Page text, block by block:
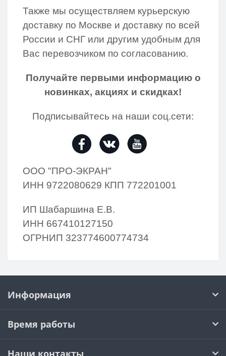
Также мы осуществляем курьерскую
доставку по Москве и доставку по всей
России и СНГ или другим удобным для
Вас перевозчиком по согласованию.
Получайте первыми информацию о
новинках, акциях и скидках!
Подписывайтесь на наши соц.сети:
ООО "ПРО-ЭКРАН"
ИНН 9722080629 КПП 772201001
ИП Шабаршина Е.В.
ИНН 667410127150
ОГРНИП 323774600774734
Информация
Время работы
Наши контакты